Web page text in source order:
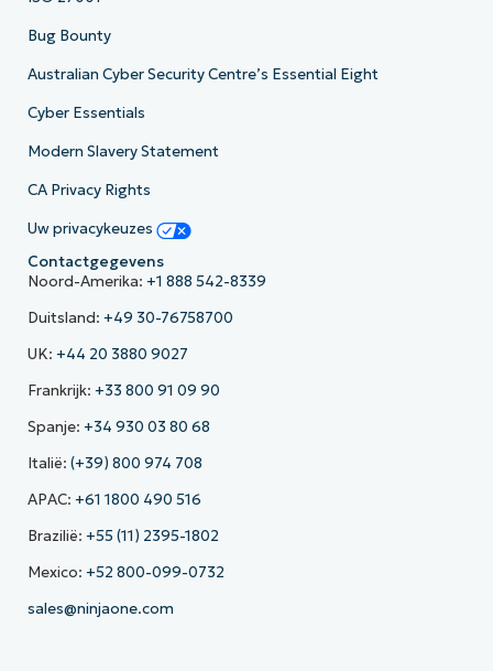
Bug Bounty
Australian Cyber Security Centre’s Essential Eight
Cyber Essentials
Modern Slavery Statement
CA Privacy Rights
Uw privacykeuzes
Contactgegevens
Noord-Amerika: +1 888 542-8339
Duitsland: +49 30-76758700
UK: +44 20 3880 9027
Frankrijk: +33 800 91 09 90
Spanje: +34 930 03 80 68
Italië: (+39) 800 974 708
APAC: +61 1800 490 516
Brazilië: +55 (11) 2395-1802
Mexico: +52 800-099-0732
sales@ninjaone.com